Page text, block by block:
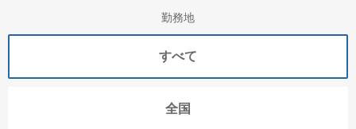
勤務地
すべて
全国